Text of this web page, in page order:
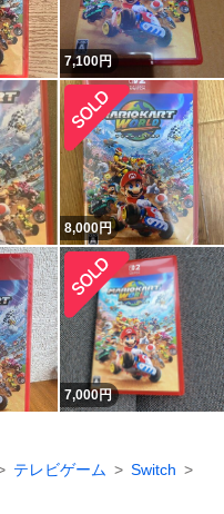
7,100円
8,000円
7,000円
テレビゲーム
Switch